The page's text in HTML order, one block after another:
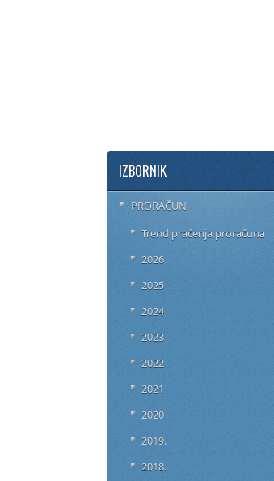
IZBORNIK
PRORAČUN
Trend praćenja proračuna
2026
2025
2024
2023
2022
2021
2020
2019.
2018.